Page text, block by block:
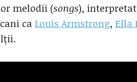
melodii (songs),
caLouis Armstrong, Ella